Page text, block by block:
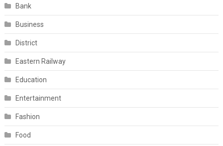
Bank
Business
District
Eastern Railway
Education
Entertainment
Fashion
Food